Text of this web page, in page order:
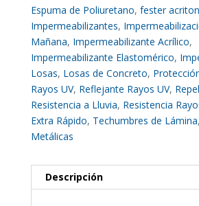
Espuma de Poliuretano, fester acriton
Impermeabilizantes,
Mañana, Impermeabilizante Acrílico,
Impermeabilizante Elastomérico,
Losas, Losas de Concreto,
Rayos UV, Reflejante Rayos UV,
Resistencia a Lluvia, Resistencia
Extra Rápido, Techumbres de Lámina,
Metálicas
Descripción